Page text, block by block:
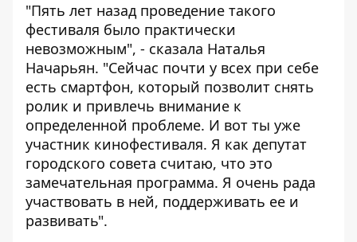
"Пять лет назад проведение такого
фестиваля было практически
невозможным", - сказала Наталья
Начарьян. "Сейчас почти у всех при себе
есть смартфон, который позволит снять
ролик и привлечь внимание к
определенной проблеме. И вот ты уже
участник кинофестиваля. Я как депутат
городского совета считаю, что это
замечательная программа. Я очень рада
участвовать в ней, поддерживать ее и
развивать".